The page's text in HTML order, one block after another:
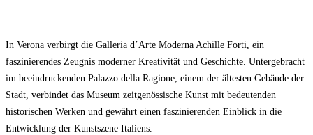
In Verona verbirgt die Galleria d’Arte Moderna Achille Forti, ein
faszinierendes Zeugnis moderner Kreativität und Geschichte. Untergebracht
im beeindruckenden Palazzo della Ragione, einem der ältesten Gebäude der
Stadt, verbindet das Museum zeitgenössische Kunst mit bedeutenden
historischen Werken und gewährt einen faszinierenden Einblick in die
Entwicklung der Kunstszene Italiens.